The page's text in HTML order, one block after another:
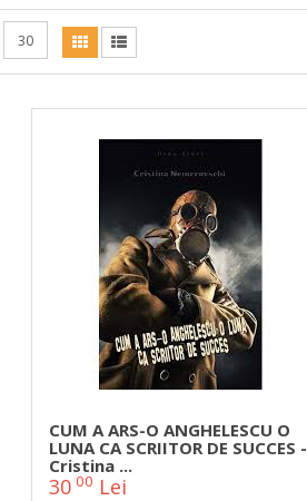
CUM A ARS-O ANGHELESCU O
LUNA CA SCRIITOR DE SUCCES -
Cristina ...
3000 Lei